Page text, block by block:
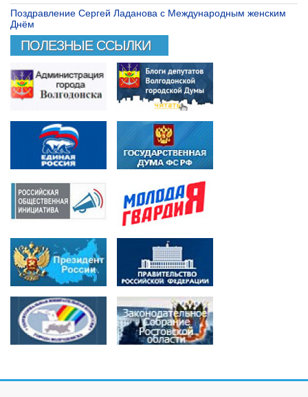
Поздравление Сергей Ладанова с Международным женским
Днём
ПОЛЕЗНЫЕ ССЫЛКИ